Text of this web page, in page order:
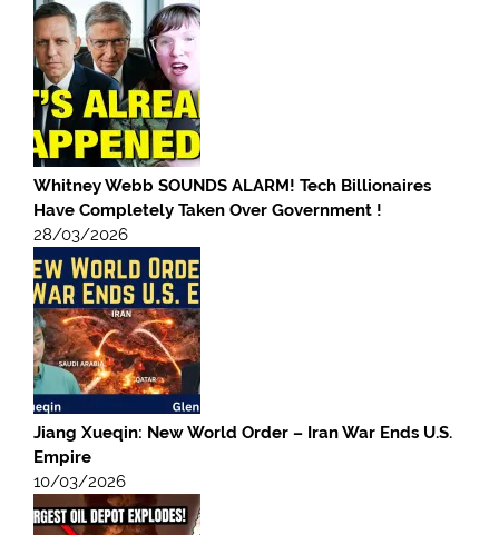
Whitney Webb SOUNDS ALARM! Tech Billionaires
Have Completely Taken Over Government !
28/03/2026
Jiang Xueqin: New World Order – Iran War Ends U.S.
Empire
10/03/2026